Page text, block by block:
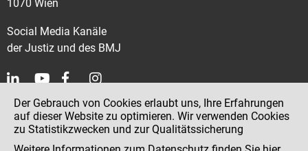
1070 Wien
Social Media Kanäle
der Justiz und des BMJ
Kontakt
Impressum
Der Gebrauch von Cookies erlaubt uns, Ihre Erfahrungen
auf dieser Website zu optimieren. Wir verwenden Cookies
zu Statistikzwecken und zur Qualitätssicherung